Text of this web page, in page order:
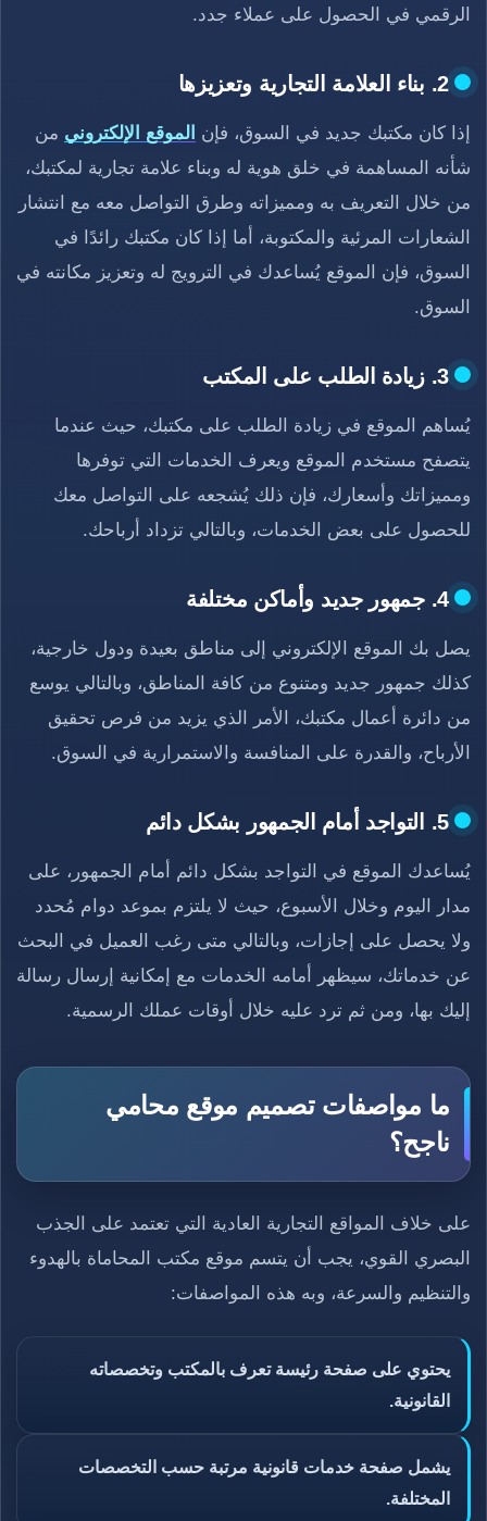
الرقمي في الحصول على عملاء جدد.
2. بناء العلامة التجارية وتعزيزها
إذا كان مكتبك جديد في السوق، فإن الموقع الإلكتروني من
شأنه المساهمة في خلق هوية له وبناء علامة تجارية لمكتبك،
من خلال التعريف به ومميزاته وطرق التواصل معه مع انتشار
الشعارات المرئية والمكتوبة، أما إذا كان مكتبك رائدًا في
السوق، فإن الموقع يُساعدك في الترويج له وتعزيز مكانته في
السوق.
3. زيادة الطلب على المكتب
يُساهم الموقع في زيادة الطلب على مكتبك، حيث عندما
يتصفح مستخدم الموقع ويعرف الخدمات التي توفرها
ومميزاتك وأسعارك، فإن ذلك يُشجعه على التواصل معك
للحصول على بعض الخدمات، وبالتالي تزداد أرباحك.
4. جمهور جديد وأماكن مختلفة
يصل بك الموقع الإلكتروني إلى مناطق بعيدة ودول خارجية،
كذلك جمهور جديد ومتنوع من كافة المناطق، وبالتالي يوسع
من دائرة أعمال مكتبك، الأمر الذي يزيد من فرص تحقيق
الأرباح، والقدرة على المنافسة والاستمرارية في السوق.
5. التواجد أمام الجمهور بشكل دائم
يُساعدك الموقع في التواجد بشكل دائم أمام الجمهور، على
مدار اليوم وخلال الأسبوع، حيث لا يلتزم بموعد دوام مُحدد
ولا يحصل على إجازات، وبالتالي متى رغب العميل في البحث
عن خدماتك، سيظهر أمامه الخدمات مع إمكانية إرسال رسالة
إليك بها، ومن ثم ترد عليه خلال أوقات عملك الرسمية.
ما مواصفات تصميم موقع محامي
ناجح؟
على خلاف المواقع التجارية العادية التي تعتمد على الجذب
البصري القوي، يجب أن يتسم موقع مكتب المحاماة بالهدوء
والتنظيم والسرعة، وبه هذه المواصفات:
يحتوي على صفحة رئيسة تعرف بالمكتب وتخصصاته
القانونية.
يشمل صفحة خدمات قانونية مرتبة حسب التخصصات
المختلفة.